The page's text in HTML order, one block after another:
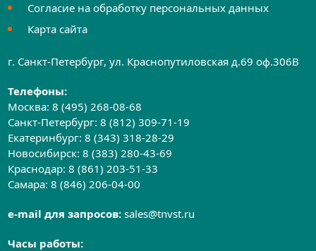
Согласие на обработку персональных данных
Карта сайта
г. Санкт-Петербург, ул. Краснопутиловская д.69 оф.306B
Телефоны:
Москва:8 (495) 268-08-68
Санкт-Петербург:8 (812) 309-71-19
Екатеринбург:8 (343) 318-28-29
Новосибирск:8 (383) 280-43-69
Краснодар:8 (861) 203-51-33
Самара:8 (846) 206-04-00
e-mail для запросов:sales@tnvst.ru
Часы работы: